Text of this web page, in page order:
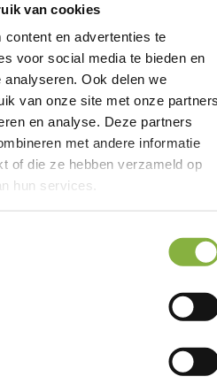
van cookies
en advertenties te
voor social media te bieden en
Ook delen we
van onze site met onze
en analyse. Deze partners
met andere informatie
of die ze hebben verzameld op
hun services.
samen naar wat je zelf nog
helpen. Samen zorgen we
kunt blijven wonen. Met
en begeleiders uit
dat beetje meer. Een gezellig
en een opgeruimd huis. Tzorg
onze